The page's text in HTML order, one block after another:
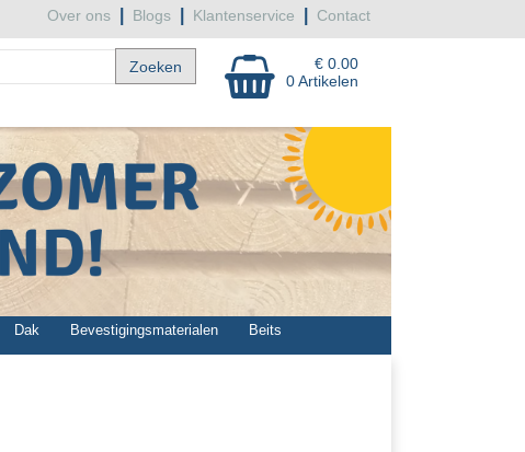
Over ons Blogs Klantenservice Contact
€ 0.00
0 Artikelen
Dak Bevestigingsmaterialen Beits